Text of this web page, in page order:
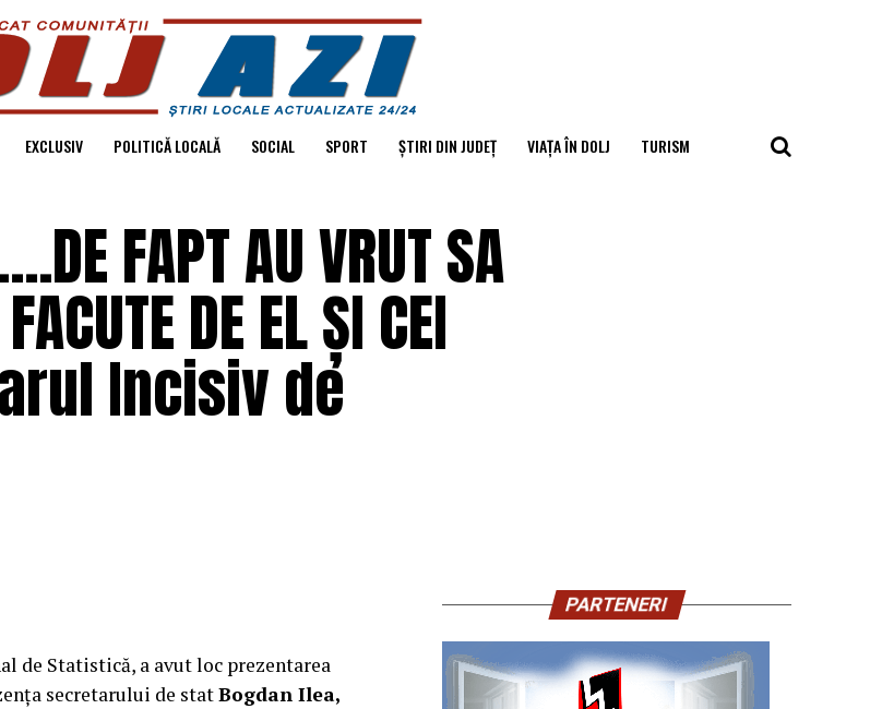
EXCLUSIV POLITICĂ LOCALĂ SOCIAL SPORT ȘTIRI DIN JUDEȚ VIAȚA ÎN DOLJ TURISM
FAPT AU VRUT SA
DE EL ȘI CEI
Incisiv de
de Statistică, a avut loc prezentarea
secretarului de statBogdan Ilea,
PARTENERI